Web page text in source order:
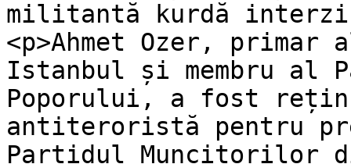
militantă kurdă
<p>Ahmet Ozer,
Istanbul și membru al
Poporului, a fost
antiteroristă pentru
Partidul Muncitorilor